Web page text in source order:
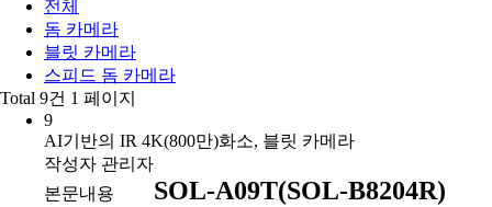
전체
돔 카메라
블릿 카메라
스피드 돔 카메라
Total 9건 1 페이지
9
AI기반의 IR 4K(800만)화소, 블릿 카메라
작성자 관리자
본문내용
SOL-A09T(SOL-B8204R)